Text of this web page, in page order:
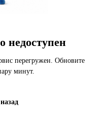
недоступен
перегружен. Обновите
минут.